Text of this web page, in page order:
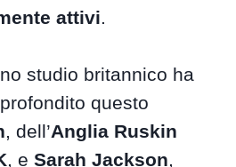
attivi.
studio britannico ha
questo
, dell’Anglia Ruskin
, eSarah Jackson,